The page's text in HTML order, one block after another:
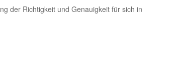
der Richtigkeit und Genauigkeit für sich in